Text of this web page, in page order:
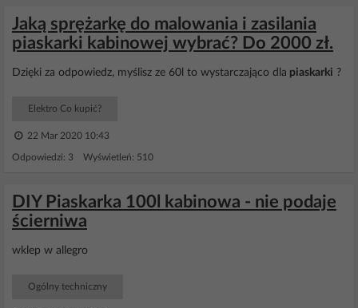
Jaką sprężarkę do malowania i zasilania
piaskarki kabinowej wybrać? Do 2000 zł.
Dzięki za odpowiedz, myślisz ze 60l to wystarczająco dla piaskarki ?
Elektro Co kupić?
22 Mar 2020 10:43
Odpowiedzi: 3 Wyświetleń: 510
DIY Piaskarka 100l kabinowa - nie podaje
ścierniwa
wklep w allegro
Ogólny techniczny